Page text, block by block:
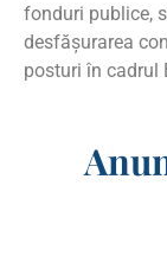
fonduri publice,
desfăşurarea
posturi în cadrul